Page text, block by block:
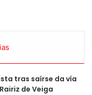
tras saírse da vía
de Veiga